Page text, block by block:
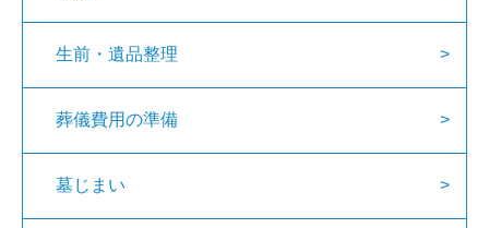
生前・遺品整理
葬儀費用の準備
墓じまい